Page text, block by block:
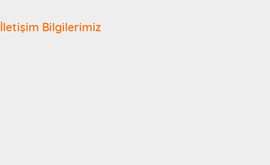
İletişim Bilgilerimiz